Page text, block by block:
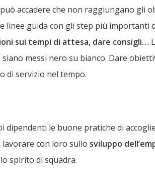
accadere che non raggiungano gli
linee guida con gli step più importanti
sui tempi di attesa, dare consigli…
messi nero su bianco. Dare
di servizio nel tempo.
le buone pratiche di
con loro sullo sviluppo
spirito di squadra.